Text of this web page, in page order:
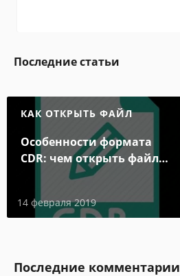
Последние статьи
КАК ОТКРЫТЬ ФАЙЛ
Особенности формата
CDR: чем открыть файл
на разных системах и
14 февраля 2019
Последние комментарии